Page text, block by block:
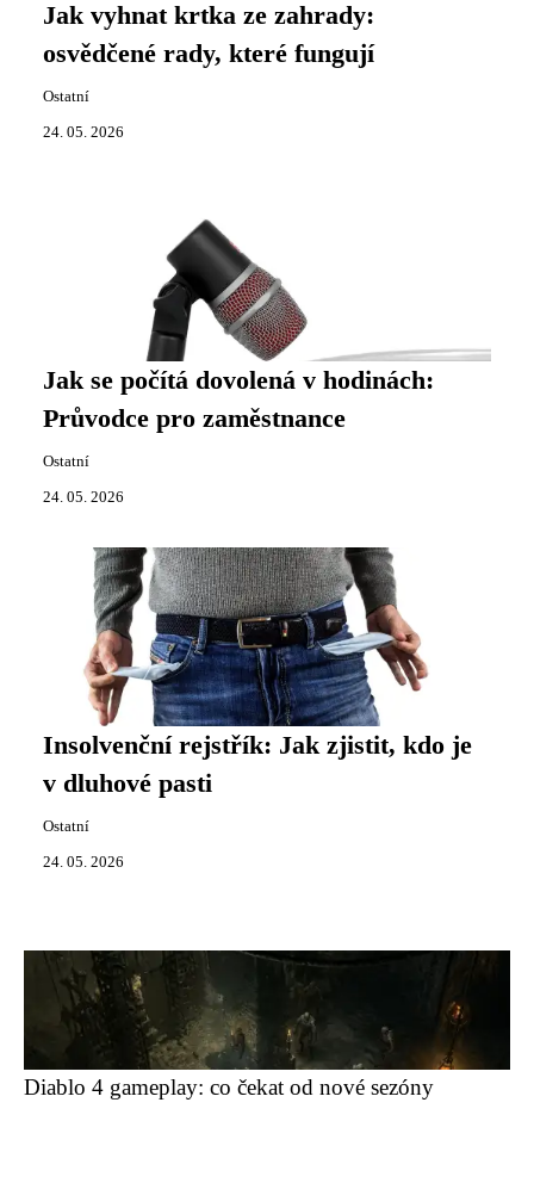
Jak vyhnat krtka ze zahrady:
osvědčené rady, které fungují
Ostatní
24. 05. 2026
Jak se počítá dovolená v hodinách:
Průvodce pro zaměstnance
Ostatní
24. 05. 2026
Insolvenční rejstřík: Jak zjistit, kdo je
v dluhové pasti
Ostatní
24. 05. 2026
Diablo 4 gameplay: co čekat od nové sezóny